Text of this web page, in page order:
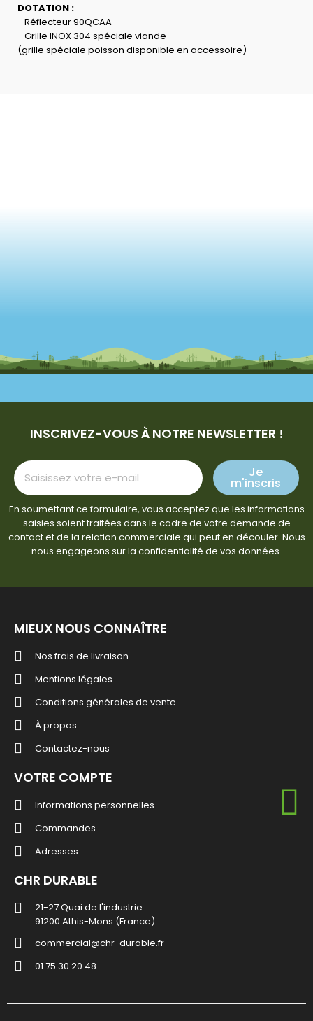
DOTATION :
- Réflecteur 90QCAA
- Grille INOX 304 spéciale viande
(grille spéciale poisson disponible en accessoire)
INSCRIVEZ-VOUS À NOTRE NEWSLETTER !
Je
m'inscris
En soumettant ce formulaire, vous acceptez que les informations
saisies soient traitées dans le cadre de votre demande de
contact et de la relation commerciale qui peut en découler. Nous
nous engageons sur la confidentialité de vos données.
MIEUX NOUS CONNAÎTRE
Nos frais de livraison
Mentions légales
Conditions générales de vente
À propos
Contactez-nous
VOTRE COMPTE
Informations personnelles
Commandes
Adresses
CHR DURABLE
21-27 Quai de l'industrie
91200 Athis-Mons (France)
commercial@chr-durable.fr
01 75 30 20 48